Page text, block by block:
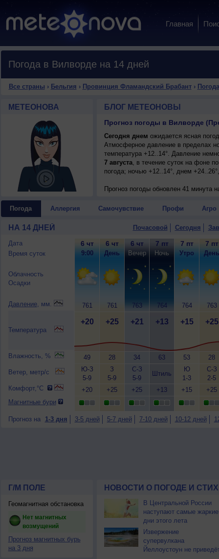
Главная
Погода в Вилворде на 14 дней
Все страны › Бельгия › Провинция Фламандский Брабант›
МЕТЕОНОВА БЛОГ МЕТЕОНОВЫ
Сегодня днем ожидается ясная
Атмосферное давление в пределах
температура +12..14°. Давление
7 августа, в течение суток на фоне
погода; ночью +12..14°, днем
Прогноз погоды обновлен 41 минута
Погода Аллергия Самочувствие Профи Агро
НА 14 ДНЕЙ Почасовой Сегодня
Дата
Время суток
Облачность
Осадки
Давление, мм.
Температура
Влажность, %
Ветер, метр/с
Комфорт,°C
Магнитные бури
6 чт
9:00
761
+20
49
Ю-З
5-9
+20
6 чт
День
761
+25
28
З
5-9
+25
6 чт
Вечер
763
+21
34
С-З
5-9
+25
7 пт
Ночь
764
+13
63
Штиль
+13
7 пт
Утро
764
+15
53
Ю
1-3
+15
7 пт
День
763
+25
28
С-З
2-5
+25
Прогноз на 1-3 дня 3-5 дней 5-7 дней 7-10 дней 10-12 дней
Г/М ПОЛЕ
Геомагнитная обстановка
Нет магнитных
возмущений
Прогноз магнитных бурь
на 3 дня
НОВОСТИ О ПОГОДЕ И
В Центральной России
наступают самые жаркие
дни этого лета
Извержение
супервулкана
Йеллоустоун не